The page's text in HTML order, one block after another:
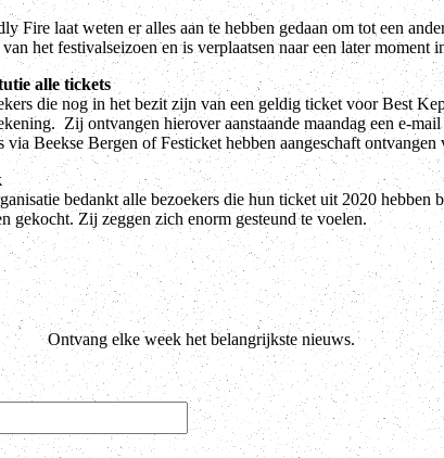
Fire laat weten er alles aan te hebben gedaan om tot een
het festivalseizoen en is verplaatsen naar een later moment
alle tickets
die nog in het bezit zijn van een geldig ticket voor Best
Zij ontvangen hierover aanstaande maandag een e-
via Beekse Bergen of Festicket hebben aangeschaft
bedankt alle bezoekers die hun ticket uit 2020 hebben
gekocht. Zij zeggen zich enorm gesteund te voelen.
Ontvang elke week het belangrijkste nieuws.